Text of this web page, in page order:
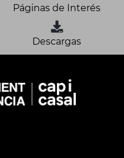
Páginas de Interés
Descargas